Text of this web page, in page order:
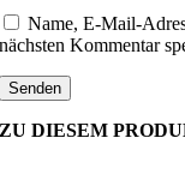
Name, E-Mail-
nächsten Kommentar
ZU DIESEM